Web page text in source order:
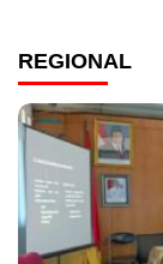
REGIONAL